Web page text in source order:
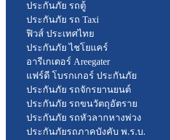
ประกันภัย รถตู้
ประกันภัย รถ Taxi
ฟิวส์ ประเทศไทย
ประกันภัย ไชโยแคร์
อารีเกเตอร์ Areegater
แฟร์ดี โบรกเกอร์ ประกันภัย
ประกันภัย รถจักรยานยนต์
ประกันภัย รถขนวัตถุอัตราย
ประกันภัย รถหัวลากหางพ่วง
ประกันภัยรถภาคบังคับ พ.ร.บ.